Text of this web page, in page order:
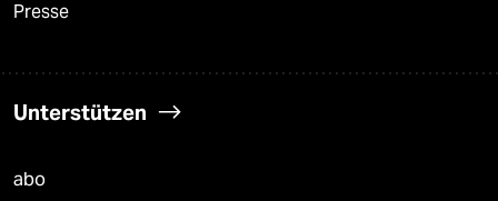
Presse
Unterstützen
abo